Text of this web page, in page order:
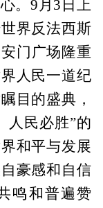
。9月3日上
界反法西斯
门广场隆重
人民一道纪
目的盛典，
人民必胜”的
和平与发展
豪感和自信
鸣和普遍赞